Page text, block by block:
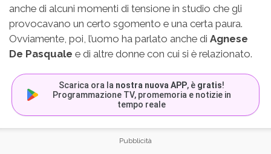
anche di alcuni momenti di tensione in studio che gli
provocavano un certo sgomento e una certa paura.
Ovviamente, poi, l’uomo ha parlato anche di Agnese
De Pasquale e di altre donne con cui si è relazionato.
Scarica ora la nostra nuova APP, è gratis!
Programmazione TV, promemoria e notizie in
tempo reale